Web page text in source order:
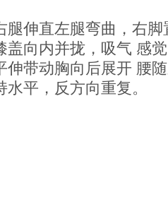
腿伸直左腿弯曲，右脚
盖向内并拢，吸气 感
伸带动胸向后展开 腰
平，反方向重复。